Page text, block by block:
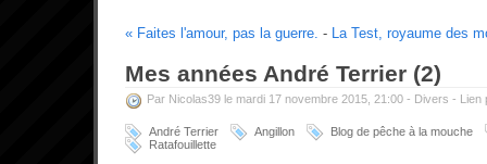
« Faites l'amour, pas la guerre. - La Test, royaume des
Mes années André Terrier (2)
Par Nicolas39 le mardi 17 novembre 2015, 21:00 - Divers - Lien
André Terrier Angillon
Blog de pêche à la mouche
Ratafouillette